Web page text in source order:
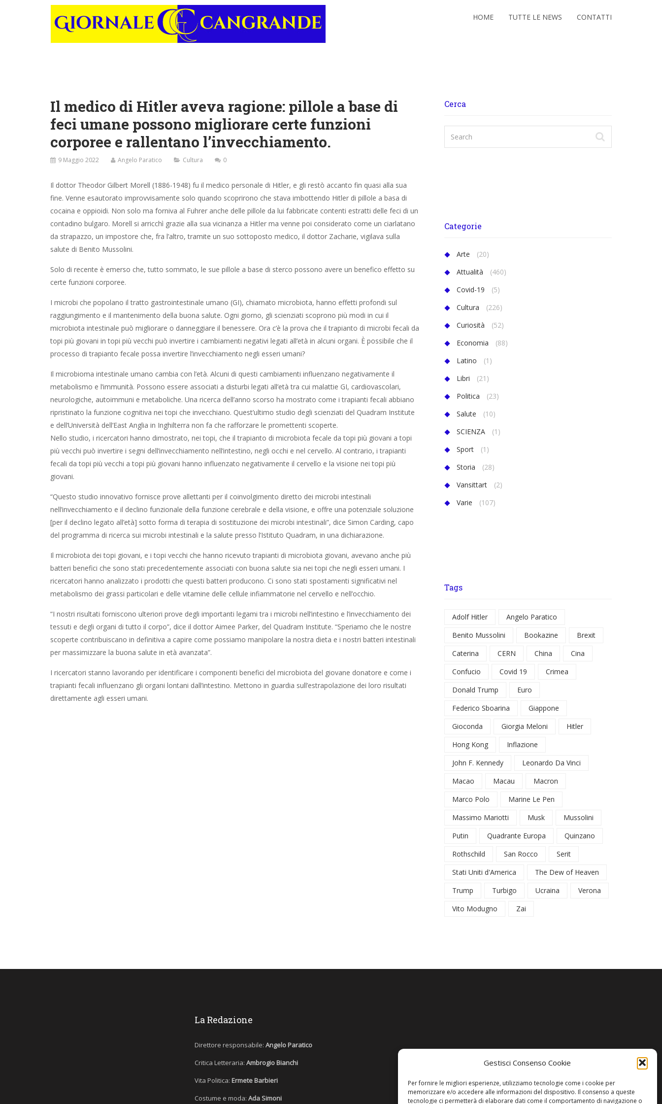
Gestisci Consenso Cookie
Per fornire le migliori esperienze, utilizziamo tecnologie come i cookie per
memorizzare e/o accedere alle informazioni del dispositivo. Il consenso a queste
tecnologie ci permetterà di elaborare dati come il comportamento di navigazione o
HOME TUTTE LE NEWS CONTATTI
Il medico di Hitler aveva ragione: pillole a base di
feci umane possono migliorare certe funzioni
corporee e rallentano l’invecchiamento.
9 Maggio 2022 Angelo Paratico Cultura 0
Il dottor Theodor Gilbert Morell (1886-1948) fu il medico personale di Hitler, e gli restò accanto fin quasi alla sua
fine. Venne esautorato improvvisamente solo quando scoprirono che stava imbottendo Hitler di pillole a basa di
cocaina e oppioidi. Non solo ma forniva al Fuhrer anche delle pillole da lui fabbricate contenti estratti delle feci di un
contadino bulgaro. Morell si arricchì grazie alla sua vicinanza a Hitler ma venne poi considerato come un ciarlatano
da strapazzo, un impostore che, fra l’altro, tramite un suo sottoposto medico, il dottor Zacharie, vigilava sulla
salute di Benito Mussolini.
Solo di recente è emerso che, tutto sommato, le sue pillole a base di sterco possono avere un benefico effetto su
certe funzioni corporee.
I microbi che popolano il tratto gastrointestinale umano (GI), chiamato microbiota, hanno effetti profondi sul
raggiungimento e il mantenimento della buona salute. Ogni giorno, gli scienziati scoprono più modi in cui il
microbiota intestinale può migliorare o danneggiare il benessere. Ora c’è la prova che il trapianto di microbi fecali da
topi più giovani in topi più vecchi può invertire i cambiamenti negativi legati all’età in alcuni organi. È possibile che il
processo di trapianto fecale possa invertire l’invecchiamento negli esseri umani?
Il microbioma intestinale umano cambia con l’età. Alcuni di questi cambiamenti influenzano negativamente il
metabolismo e l’immunità. Possono essere associati a disturbi legati all’età tra cui malattie GI, cardiovascolari,
neurologiche, autoimmuni e metaboliche. Una ricerca dell’anno scorso ha mostrato come i trapianti fecali abbiano
ripristinato la funzione cognitiva nei topi che invecchiano. Quest’ultimo studio degli scienziati del Quadram Institute
e dell’Università dell’East Anglia in Inghilterra non fa che rafforzare le promettenti scoperte.
Nello studio, i ricercatori hanno dimostrato, nei topi, che il trapianto di microbiota fecale da topi più giovani a topi
più vecchi può invertire i segni dell’invecchiamento nell’intestino, negli occhi e nel cervello. Al contrario, i trapianti
fecali da topi più vecchi a topi più giovani hanno influenzato negativamente il cervello e la visione nei topi più
giovani.
“Questo studio innovativo fornisce prove allettanti per il coinvolgimento diretto dei microbi intestinali
nell’invecchiamento e il declino funzionale della funzione cerebrale e della visione, e offre una potenziale soluzione
[per il declino legato all’età] sotto forma di terapia di sostituzione dei microbi intestinali”, dice Simon Carding, capo
del programma di ricerca sui microbi intestinali e la salute presso l’Istituto Quadram, in una dichiarazione.
Il microbiota dei topi giovani, e i topi vecchi che hanno ricevuto trapianti di microbiota giovani, avevano anche più
batteri benefici che sono stati precedentemente associati con buona salute sia nei topi che negli esseri umani. I
ricercatori hanno analizzato i prodotti che questi batteri producono. Ci sono stati spostamenti significativi nel
metabolismo dei grassi particolari e delle vitamine delle cellule infiammatorie nel cervello e nell’occhio.
“I nostri risultati forniscono ulteriori prove degli importanti legami tra i microbi nell’intestino e l’invecchiamento dei
tessuti e degli organi di tutto il corpo”, dice il dottor Aimee Parker, del Quadram Institute. “Speriamo che le nostre
scoperte contribuiscano in definitiva a capire come possiamo manipolare la nostra dieta e i nostri batteri intestinali
per massimizzare la buona salute in età avanzata”.
I ricercatori stanno lavorando per identificare i componenti benefici del microbiota del giovane donatore e come i
trapianti fecali influenzano gli organi lontani dall’intestino. Mettono in guardia sull’estrapolazione dei loro risultati
direttamente agli esseri umani.
Cerca
Categorie
Arte
(20)
Attualità
(460)
Covid-19
(5)
Cultura
(226)
Curiosità
(52)
Economia
(88)
Latino
(1)
Libri
(21)
Politica
(23)
Salute
(10)
SCIENZA
(1)
Sport
(1)
Storia
(28)
Vansittart
(2)
Varie
(107)
Tags
Adolf Hitler
Angelo Paratico
Benito Mussolini
Bookazine
Brexit
Caterina
CERN China
Cina
Confucio
Covid 19
Crimea
Donald Trump
Euro
Federico Sboarina
Giappone
Gioconda
Giorgia Meloni
Hitler
Hong Kong
Inflazione
John F. Kennedy
Leonardo Da Vinci
Macao
Macau
Macron
Marco Polo
Marine Le Pen
Massimo Mariotti
Musk
Mussolini
Putin
Quadrante Europa
Quinzano
Rothschild
San Rocco
Serit
Stati Uniti d'America
The Dew of Heaven
Trump
Turbigo Ucraina
Verona
Vito Modugno
Zai
La Redazione
Direttore responsabile: Angelo Paratico
Critica Letteraria: Ambrogio Bianchi
Vita Politica: Ermete Barbieri
Costume e moda: Ada Simoni